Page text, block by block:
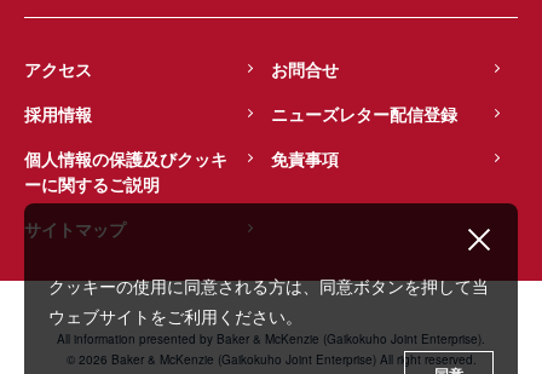
アクセス
お問合せ
採用情報
ニューズレター配信登録
個人情報の保護及びクッキ
ーに関するご説明
免責事項
サイトマップ
All information presented by Baker & McKenzie (Gaikokuho Joint Enterprise).
© 2026 Baker & McKenzie (Gaikokuho Joint Enterprise) All right reserved.
クッキーの使用に同意される方は、同意ボタンを押して当
ウェブサイトをご利用ください。